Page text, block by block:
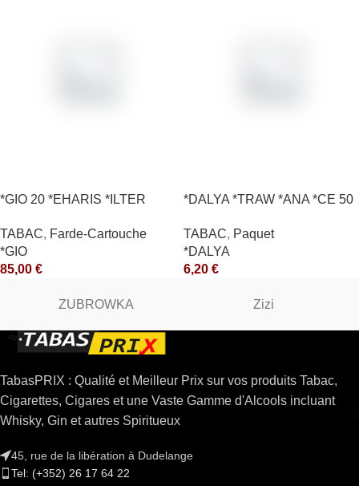
*GIO 20 *EHARIS *ILTER
TABAC, Farde-Cartouche
*GIO
85,00 €
*DALYA *TRAW *ANA *CE 50
TABAC, Paquet
*DALYA
6,20 €
ZUBROWKA Zizi
TabasPRIX : Qualité et Meilleur Prix sur vos produits Tabac,
Cigarettes, Cigares et une Vaste Gamme d'Alcools incluant
Whisky, Gin et autres Spiritueux
45, rue de la libération à Dudelange
Tel: (+352) 26 17 64 22